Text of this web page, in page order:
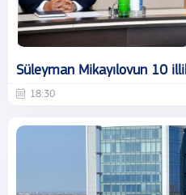
Süleyman Mikayılovun 10
18:30